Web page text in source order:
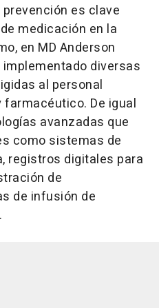
es clave
medicación en la
en MD Anderson
diversas
al personal
De igual
avanzadas que
como sistemas de
registros digitales para
de
de infusión de